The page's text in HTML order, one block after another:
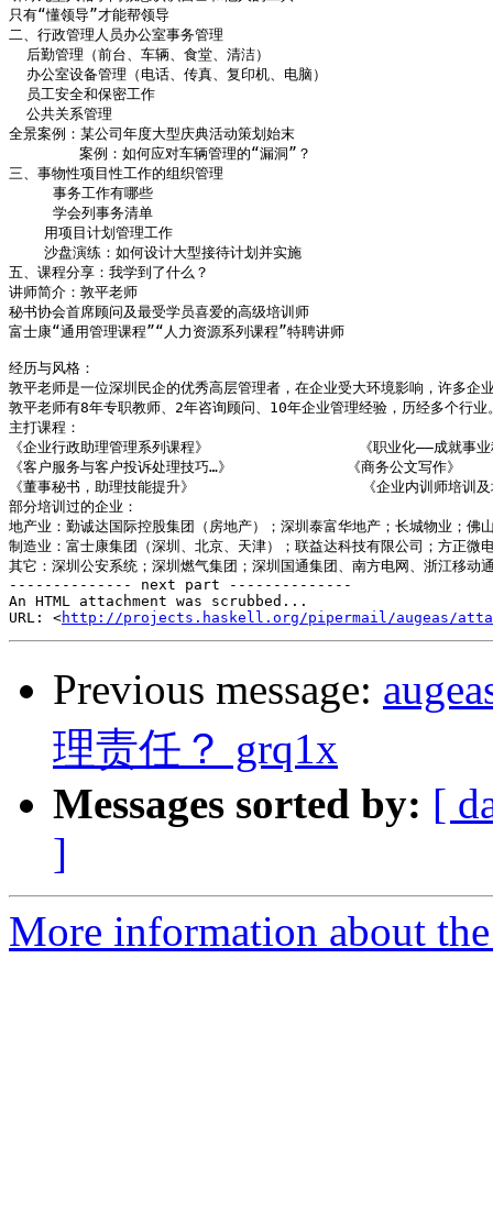
只有“懂领导”才能帮领导
二、行政管理人员办公室事务管理
  后勤管理（前台、车辆、食堂、清洁）
  办公室设备管理（电话、传真、复印机、电脑）
  员工安全和保密工作
  公共关系管理
全景案例：某公司年度大型庆典活动策划始末
        案例：如何应对车辆管理的“漏洞”？
三、事物性项目性工作的组织管理
     事务工作有哪些
     学会列事务清单
    用项目计划管理工作
    沙盘演练：如何设计大型接待计划并实施
五、课程分享：我学到了什么？
讲师简介：敦平老师
秘书协会首席顾问及最受学员喜爱的高级培训师
富士康“通用管理课程”“人力资源系列课程”特聘讲师
经历与风格：
敦平老师是一位深圳民企的优秀高层管理者，在企业受大环境影响，许多
敦平老师有8年专职教师、2年咨询顾问、10年企业管理经验，历经多个行
主打课程：
《企业行政助理管理系列课程》                 《职业化——成就事业
《客户服务与客户投诉处理技巧…》             《商务公文写作》
《董事秘书，助理技能提升》                   《企业内训师培训及
部分培训过的企业：
地产业：勤诚达国际控股集团（房地产）；深圳泰富华地产；长城物业；
制造业：富士康集团（深圳、北京、天津）；联益达科技有限公司；方正
其它：深圳公安系统；深圳燃气集团；深圳国通集团、南方电网、浙江移
-------------- next part --------------
An HTML attachment was scrubbed...
URL: <http://projects.haskell.org/pipermail/augeas/
Previous message:
理责任？ grq1x
Messages sorted by: [
]
More information about